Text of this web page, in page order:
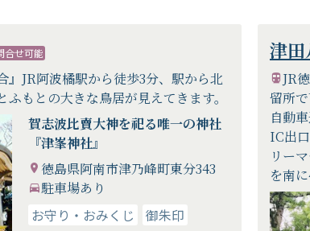
合せ可能
』JR阿波橘駅から徒歩3分、駅から北
もとの大きな鳥居が見えてきます。
賀志波比賣大神を祀る唯一の神社
『津峯神社』
徳島県阿南市津乃峰町東分343
駐車場あり
お守り・おみくじ 御朱印
津田
JR
留所
自動
IC出
リー
を南